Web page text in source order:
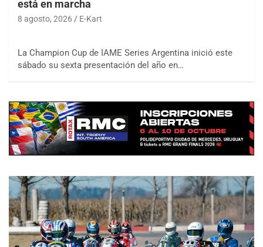
está en marcha
8 agosto, 2026 E-Kart
La Champion Cup de IAME Series Argentina inició este
sábado su sexta presentación del año en…